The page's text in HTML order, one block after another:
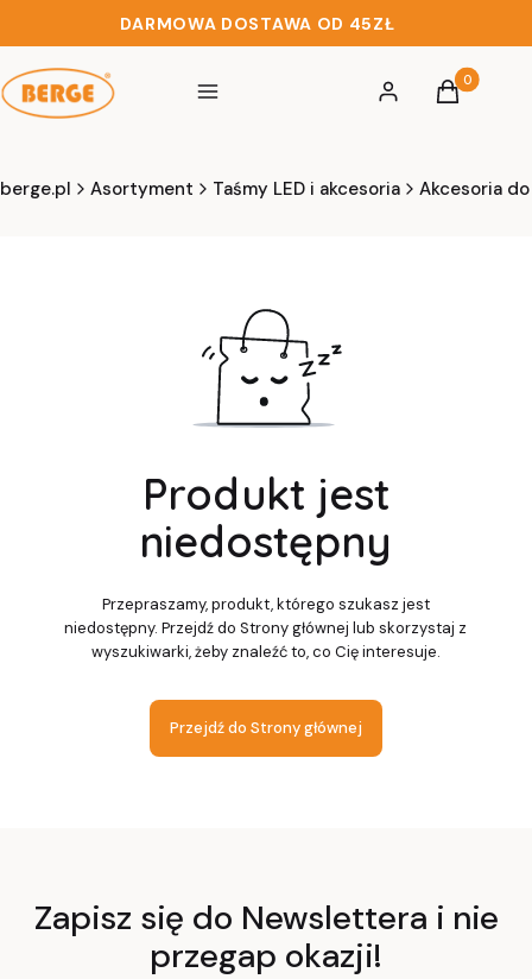
DARMOWA DOSTAWA OD 45ZŁ
Menu Zaloguj sięProdukty
Koszyk
berge.pl Asortyment Taśmy LED i akcesoria Akcesoria
Produkt jest
niedostępny
Przepraszamy, produkt, którego szukasz jest
niedostępny. Przejdź do Strony głównej lub skorzystaj z
wyszukiwarki, żeby znaleźć to, co Cię interesuje.
Przejdź do Strony głównej
Zapisz się do Newslettera i nie
przegap okazji!